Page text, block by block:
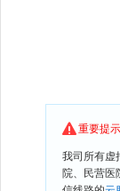
重要提示
我司所有虚
院、民营医